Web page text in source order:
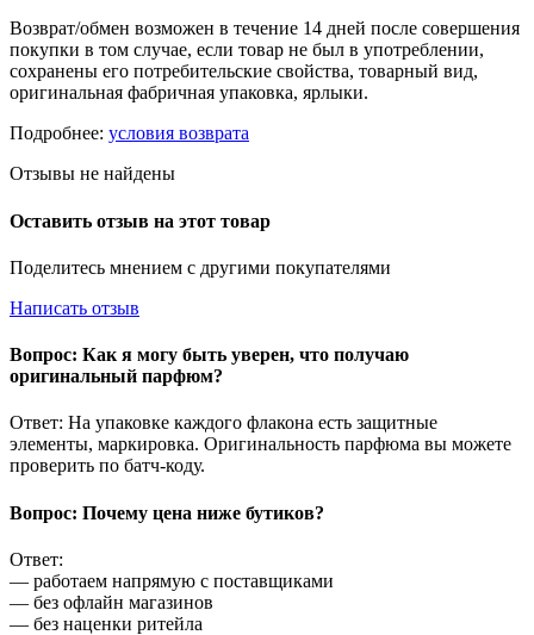
Возврат/обмен возможен в течение 14 дней после совершения
покупки в том случае, если товар не был в употреблении,
сохранены его потребительские свойства, товарный вид,
оригинальная фабричная упаковка, ярлыки.
Подробнее: условия возврата
Отзывы не найдены
Оставить отзыв на этот товар
Поделитесь мнением с другими покупателями
Написать отзыв
Вопрос: Как я могу быть уверен, что получаю
оригинальный парфюм?
Ответ: На упаковке каждого флакона есть защитные
элементы, маркировка. Оригинальность парфюма вы можете
проверить по батч-коду.
Вопрос: Почему цена ниже бутиков?
Ответ:
— работаем напрямую с поставщиками
— без офлайн магазинов
— без наценки ритейла